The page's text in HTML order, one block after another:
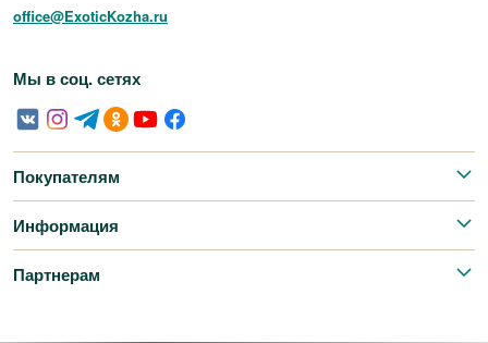
office@ExoticKozha.ru
Мы в соц. сетях
Покупателям
Информация
Партнерам